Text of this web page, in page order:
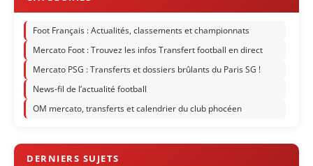
Foot Français : Actualités, classements et championnats
Mercato Foot : Trouvez les infos Transfert football en direct
Mercato PSG : Transferts et dossiers brûlants du Paris SG !
News-fil de l’actualité football
OM mercato, transferts et calendrier du club phocéen